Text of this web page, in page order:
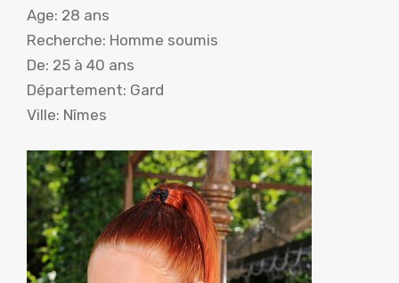
Age: 28 ans
Recherche: Homme soumis
De: 25 à 40 ans
Département: Gard
Ville: Nîmes